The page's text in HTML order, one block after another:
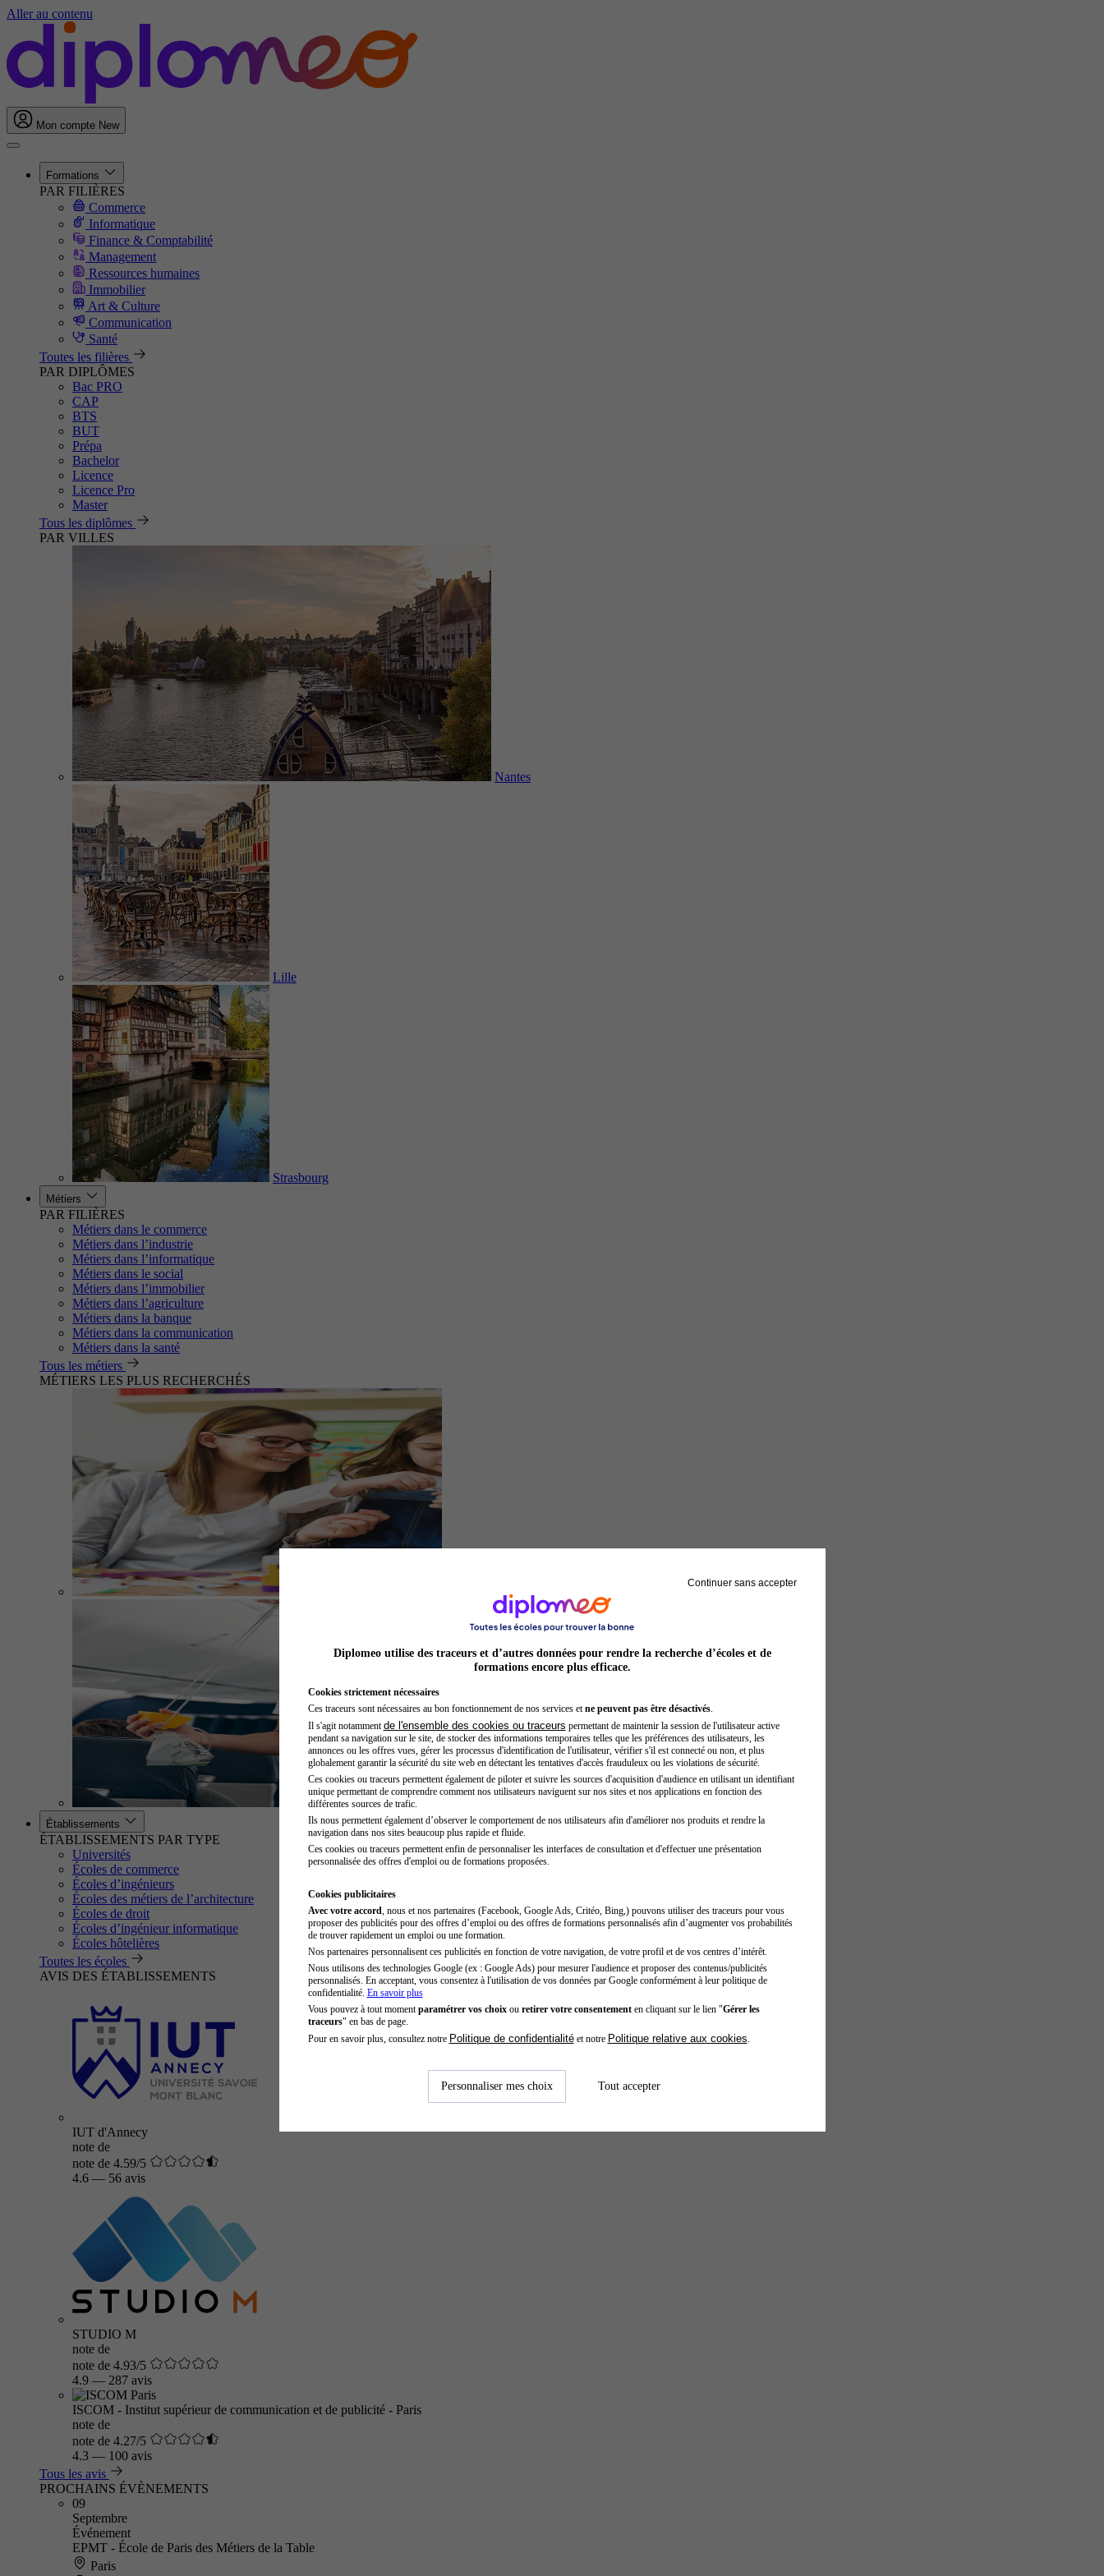
Aller au contenu
Mon compte New
Formations
PAR FILIÈRES
Commerce
Informatique
Finance & Comptabilité
Management
Ressources humaines
Immobilier
Art & Culture
Communication
Santé
Toutes les filières
PAR DIPLÔMES
Bac PRO
CAP
BTS
BUT
Prépa
Bachelor
Licence
Licence Pro
Master
Tous les diplômes
PAR VILLES
Nantes
Lille
Strasbourg
Métiers
PAR FILIÈRES
Métiers dans le commerce
Métiers dans l’industrie
Métiers dans l’informatique
Métiers dans le social
Métiers dans l’immobilier
Métiers dans l’agriculture
Métiers dans la banque
Métiers dans la communication
Métiers dans la santé
Tous les métiers
MÉTIERS LES PLUS RECHERCHÉS
Auxiliaire de puériculture
Établissements
ÉTABLISSEMENTS PAR TYPE
Universités
Écoles de commerce
Écoles d’ingénieurs
Écoles des métiers de l’architecture
Écoles de droit
Écoles d’ingénieur informatique
Écoles hôtelières
Toutes les écoles
AVIS DES ÉTABLISSEMENTS
IUT d'Annecy
note de
note de 4.59/5
4.6 — 56 avis
STUDIO M
note de
note de 4.93/5
4.9 — 287 avis
ISCOM - Institut supérieur de communication et de publicité - Paris
note de
note de 4.27/5
4.3 — 100 avis
Tous les avis
PROCHAINS ÉVÈNEMENTS
09
Septembre
Événement
EPMT - École de Paris des Métiers de la Table
Paris
Continuer sans accepter
Diplomeo utilise des traceurs et d’autres données pour rendre la recherche d’écoles et de
formations encore plus efficace.
Cookies strictement nécessaires
Ces traceurs sont nécessaires au bon fonctionnement de nos services et ne peuvent pas être désactivés.
Il s'agit notamment de l'ensemble des cookies ou traceurs permettant de maintenir la session de l'utilisateur active
pendant sa navigation sur le site, de stocker des informations temporaires telles que les préférences des utilisateurs, les
annonces ou les offres vues, gérer les processus d'identification de l'utilisateur, vérifier s'il est connecté ou non, et plus
globalement garantir la sécurité du site web en détectant les tentatives d'accès frauduleux ou les violations de sécurité.
Ces cookies ou traceurs permettent également de piloter et suivre les sources d'acquisition d'audience en utilisant un identifiant
unique permettant de comprendre comment nos utilisateurs naviguent sur nos sites et nos applications en fonction des
différentes sources de trafic.
Ils nous permettent également d’observer le comportement de nos utilisateurs afin d'améliorer nos produits et rendre la
navigation dans nos sites beaucoup plus rapide et fluide.
Ces cookies ou traceurs permettent enfin de personnaliser les interfaces de consultation et d'effectuer une présentation
personnalisée des offres d'emploi ou de formations proposées.
Cookies publicitaires
Avec votre accord , nous et nos partenaires (Facebook, Google Ads, Critéo, Bing,) pouvons utiliser des traceurs pour vous
proposer des publicités pour des offres d’emploi ou des offres de formations personnalisés afin d’augmenter vos probabilités
de trouver rapidement un emploi ou une formation.
Nos partenaires personnalisent ces publicités en fonction de votre navigation, de votre profil et de vos centres d’intérêt.
Nous utilisons des technologies Google (ex : Google Ads) pour mesurer l'audience et proposer des contenus/publicités
personnalisés. En acceptant, vous consentez à l'utilisation de vos données par Google conformément à leur politique de
confidentialité. En savoir plus
Vous pouvez à tout moment paramétrer vos choixou retirer votre consentementen cliquant sur le lien "Gérer les
traceurs" en bas de page.
Pour en savoir plus, consultez notre Politique de confidentialitéet notre Politique relative aux cookies
Personnaliser mes choix Tout accepter